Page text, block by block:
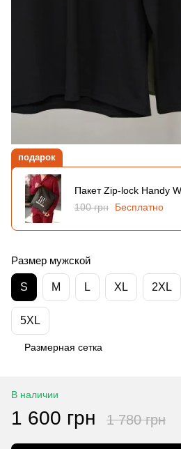
подарок
Пакет Zip-lock Handy
100 грн
Бесплатно
Размер мужской
S M L XL 2XL
5XL
Размерная сетка
В наличии
1 600 грн 1 780 грн